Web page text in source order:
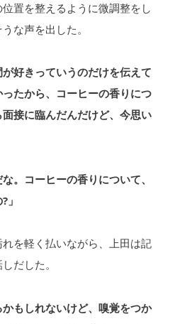
置を整えるように微調整をし
な声を出した。
が好きっていうのだけを伝えて
たから、コーヒーの香りにつ
接に臨んだんだけど、今思い
。コーヒーの香りについて、
」
を軽く払いながら、上田は記
だした。
かもしれないけど、嗅覚をつか